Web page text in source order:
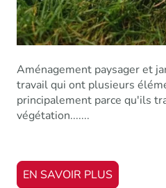
Aménagement paysager et
travail qui ont plusieurs
principalement parce qu'ils
végétation.......
EN SAVOIR PLUS